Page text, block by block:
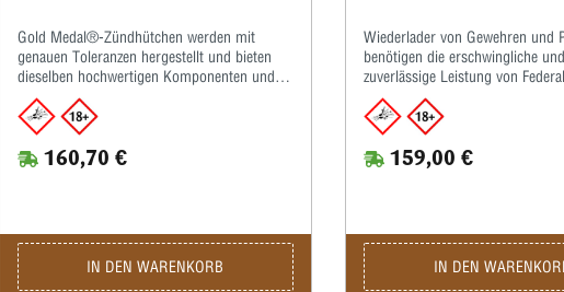
Gold Medal®-Zündhütchen werden mit
genauen Toleranzen hergestellt und bieten
dieselben hochwertigen Komponenten und
eine optimale Zündung, die Federal
Premium® Gold Medal-Patronen überall zur
ersten Wahl für Matchschützen
machen.Branchenführende Präzision und
Konsistenz • Zuverlässige Zündung • Gebaut
160,70 €
IN DEN WARENKORB
Wiederlader von Gewehren und
benötigen die erschwingliche und
zuverlässige Leistung von
Champion™ Zündhütchen.Ihre
Zündmischung und gleichmäßige
machen sie perfekt für Schützen
Volumen sowie für diejenigen, die
Nachladen lernen.Einzigartige
praktisch alle
159,00 €
IN DEN